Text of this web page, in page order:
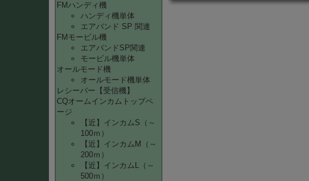
FMハンディ機
ハンディ機単体
エアバンド SP 関連
FMモービル機
エアバンドSP関連
モービル機単体
オールモード機
オールモード機単体
レシーバー【受信機】
CQオームインカムトップペ
ージ
【近】インカムS（～
100ｍ）
【近】インカムM（～
200ｍ）
【近】インカムL（～
500ｍ）